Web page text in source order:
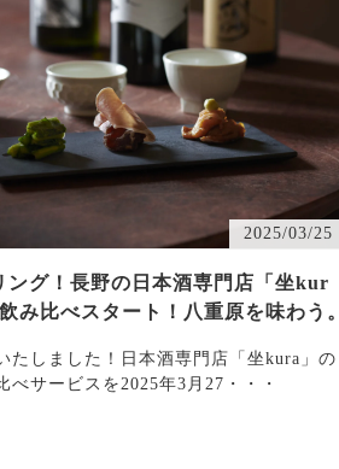
2025/03/25
ング！長野の日本酒専門店「坐kur
み比べスタート！八重原を味わう。
たしました！日本酒専門店「坐kura」の
べサービスを2025年3月27・・・